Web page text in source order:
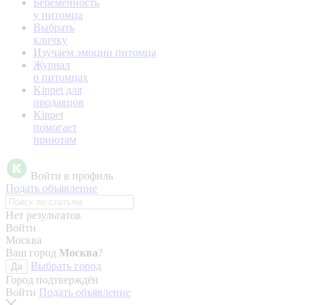
Беременность
у питомца
Выбрать
кличку
Изучаем эмоции питомца
Журнал
о питомцах
Kinpet для
продавцов
Kinpet
помогает
приютам
Войти в профиль
Подать объявление
Нет результатов
Войти
Москва
Ваш город Москва?
Да
Выбрать город
Город подтверждён
Войти Подать объявление